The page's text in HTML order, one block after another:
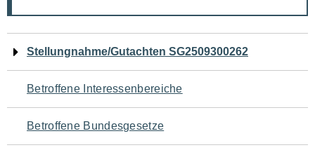
Navigation
für
den
Seiteninhalt
Stellungnahme/Gutachten SG2509300262
Betroffene Interessenbereiche
Betroffene Bundesgesetze